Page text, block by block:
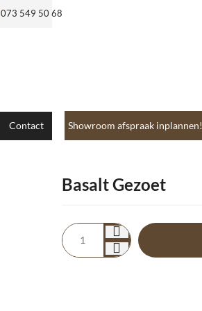
073 549 50 68
Contact Showroom afspraak inplannen!
Basalt Gezoet